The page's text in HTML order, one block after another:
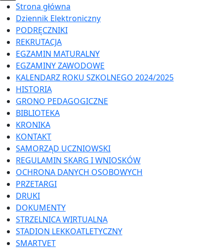
Strona główna
Dziennik Elektroniczny
PODRĘCZNIKI
REKRUTACJA
EGZAMIN MATURALNY
EGZAMINY ZAWODOWE
KALENDARZ ROKU SZKOLNEGO 2024/2025
HISTORIA
GRONO PEDAGOGICZNE
BIBLIOTEKA
KRONIKA
KONTAKT
SAMORZĄD UCZNIOWSKI
REGULAMIN SKARG I WNIOSKÓW
OCHRONA DANYCH OSOBOWYCH
PRZETARGI
DRUKI
DOKUMENTY
STRZELNICA WIRTUALNA
STADION LEKKOATLETYCZNY
SMARTVET